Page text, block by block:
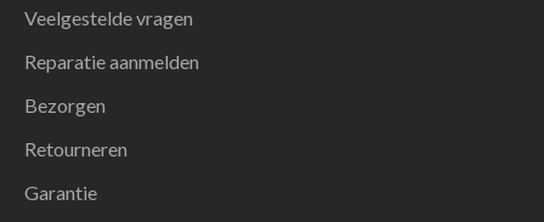
Veelgestelde vragen
Reparatie aanmelden
Bezorgen
Retourneren
Garantie